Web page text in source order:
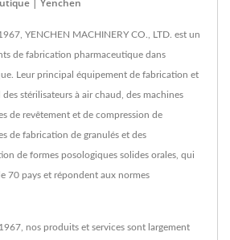
| Yenchen
YENCHEN MACHINERY CO., LTD. est un
de fabrication pharmaceutique dans
Leur principal équipement de fabrication et
stérilisateurs à air chaud, des machines
de revêtement et de compression de
de fabrication de granulés et des
de formes posologiques solides orales, qui
70 pays et répondent aux normes
nos produits et services sont largement